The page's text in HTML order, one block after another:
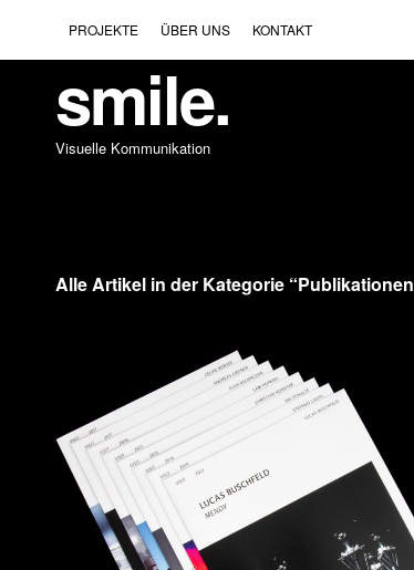
PROJEKTE ÜBER UNS KONTAKT
smile.
Visuelle Kommunikation
Alle Artikel in der Kategorie “Publikationen